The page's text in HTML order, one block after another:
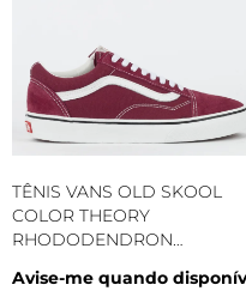
TÊNIS VANS OLD SKOOL
COLOR THEORY
RHODODENDRON
Avise-me quando